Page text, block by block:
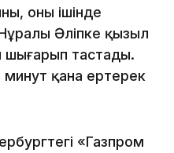
оның ішінде
Әліпке қызыл
шығарып тастады.
минут қана ертерек
«Газпром